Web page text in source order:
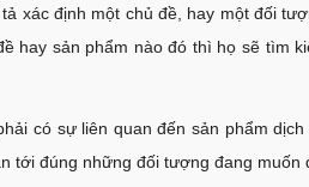
xác định một chủ đề, hay một đối
hay sản phẩm nào đó thì họ sẽ tìm
có sự liên quan đến sản phẩm
tới đúng những đối tượng đang muốn